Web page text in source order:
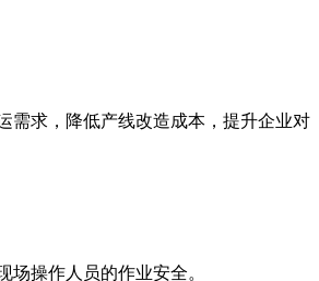
需求，降低产线改造成本，提升企业对
操作人员的作业安全。